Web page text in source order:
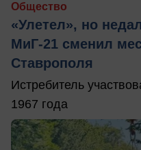
Общество
«Улетел», но
МиГ-21 сменил
Ставрополя
Истребитель
1967 года